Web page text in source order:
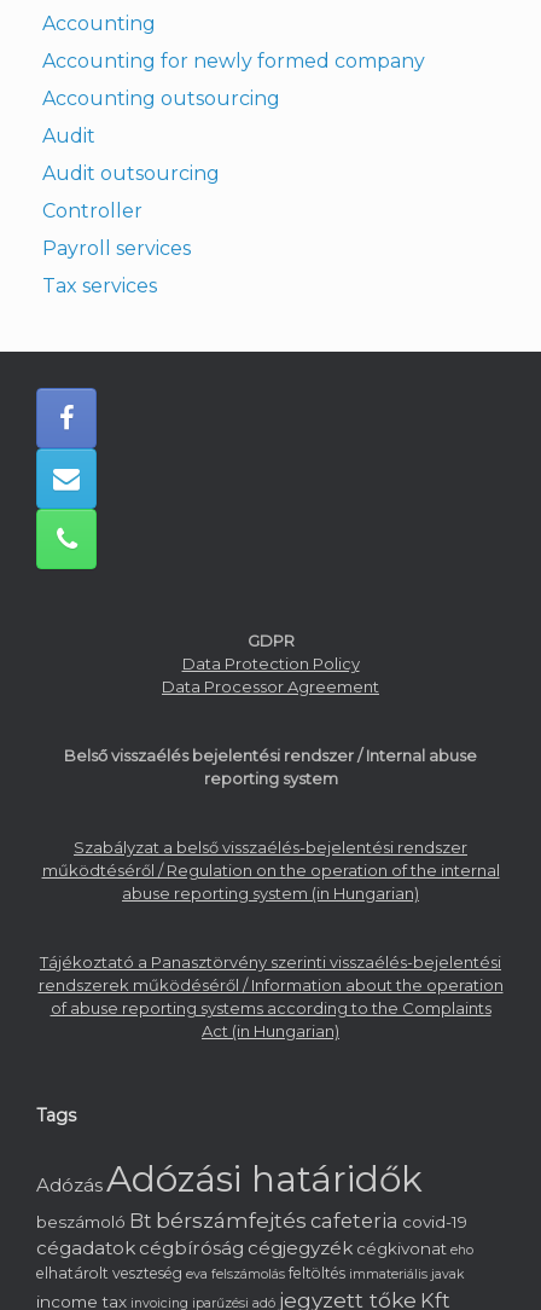
Accounting
Accounting for newly formed company
Accounting outsourcing
Audit
Audit outsourcing
Controller
Payroll services
Tax services
GDPR
Data Protection Policy
Data Processor Agreement
Belső visszaélés bejelentési rendszer / Internal abuse
reporting system
Szabályzat a belső visszaélés-bejelentési rendszer
működtéséről / Regulation on the operation of the internal
abuse reporting system (in Hungarian)
Tájékoztató a Panasztörvény szerinti visszaélés-bejelentési
rendszerek működéséről / Information about the operation
of abuse reporting systems according to the Complaints
Act (in Hungarian)
Tags
AdózásAdózási határidők
beszámoló Bt bérszámfejtés cafeteria covid-19
cégadatok cégbíróság cégjegyzék cégkivonat eho
elhatárolt veszteség eva felszámolás feltöltés immateriális javak
income tax invoicing iparűzési adó jegyzett tőke Kft